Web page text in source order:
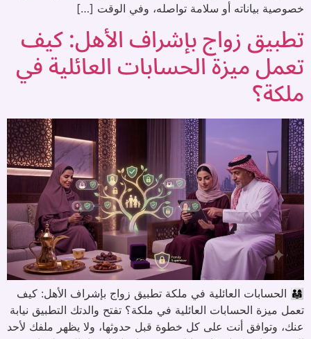
خصوصية بياناته أو سلامة تواصله، وفي الوقت […]
تطبيق زواج بإشراف الأهل: كيف
تعمل ميزة الحسابات العائلية في
ملكة؟
👨‍👩‍👧 الحسابات العائلية في ملكة تطبيق زواج بإشراف الأهل: كيف
تعمل ميزة الحسابات العائلية في ملكة؟ تفتح والدتك التطبيق نيابة
عنك، وتوافق أنت على كل خطوة قبل حدوثها، ولا يظهر ملفك لأحد